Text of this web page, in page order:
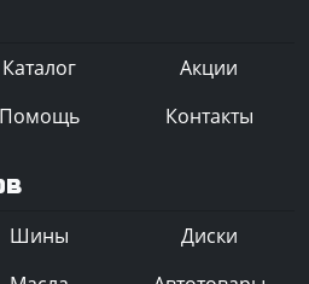
Каталог
Акции
Помощь Контакты
Шины
Диски